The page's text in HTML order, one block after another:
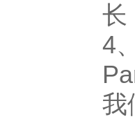
长
4
我